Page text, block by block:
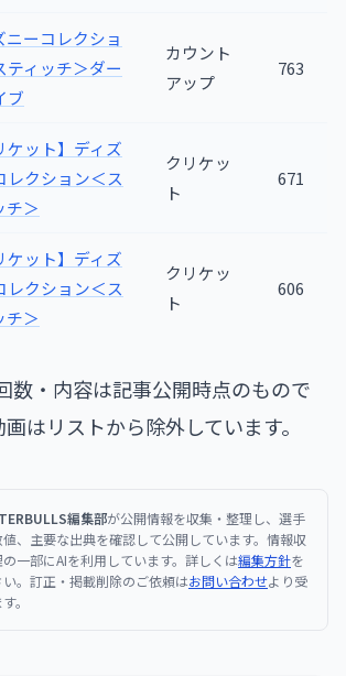
ニーコレクショ
ティッチ＞ダー
ブ
カウント
アップ
763
ケット】ディズ
レクション＜ス
チ＞
クリケッ
ト
671
ケット】ディズ
レクション＜ス
チ＞
クリケッ
ト
606
数・内容は記事公開時点のもので
はリストから除外しています。
編集部が公開情報を収集・整理し、選手
、主要な出典を確認して公開しています。情報収
一部にAIを利用しています。詳しくは編集方針を
。訂正・掲載削除のご依頼はお問い合わせより受
。